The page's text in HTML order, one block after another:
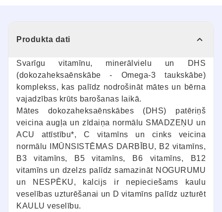
Produkta dati
Svarīgu vitamīnu, minerālvielu un DHS
(dokozaheksaēnskābe - Omega-3 taukskābe)
komplekss, kas palīdz nodrošināt mātes un bērna
vajadzības krūts barošanas laikā.
Mātes dokozaheksaēnskābes (DHS) patēriņš
veicina augļa un zīdaiņa normālu SMADZEŅU un
ACU attīstību*, C vitamīns un cinks veicina
normālu IMŪNSISTĒMAS DARBĪBU, B2 vitamīns,
B3 vitamīns, B5 vitamīns, B6 vitamīns, B12
vitamīns un dzelzs palīdz samazināt NOGURUMU
un NESPĒKU, kalcijs ir nepieciešams kaulu
veselības uzturēšanai un D vitamīns palīdz uzturēt
KAULU veselību.